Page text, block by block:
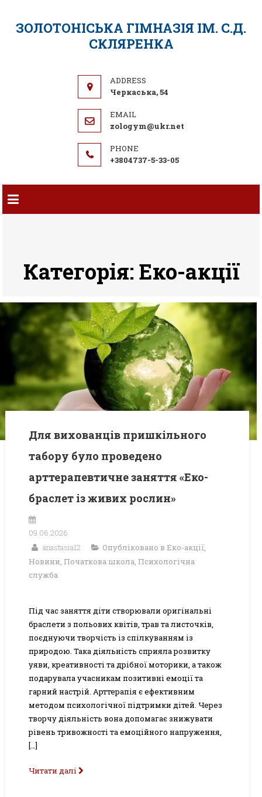
ЗОЛОТОНІСЬКА ГІМНАЗІЯ ІМ. С.Д.
СКЛЯРЕНКА
Черкаська, 54
zologym@ukr.net
+3804737-5-33-05
Категорія:Еко-акції
Для вихованців пришкільного
табору було проведено
арттерапевтичне заняття «Еко-
браслет із живих рослин»
09.06.2026
anastasia12
Опубліковано в Еко-акції,
Новини, Початкова школа, Психологічна
служба
Під час заняття діти створювали оригінальні
браслети з польових квітів, трав та листочків,
поєднуючи творчість із спілкуванням із
природою. Така діяльність сприяла розвитку
уяви, креативності та дрібної моторики, а також
подарувала учасникам позитивні емоції та
гарний настрій. Арттерапія є ефективним
методом психологічної підтримки дітей. Через
творчу діяльність вона допомагає знижувати
рівень тривожності та емоційного напруження,
[…]
Читати далі